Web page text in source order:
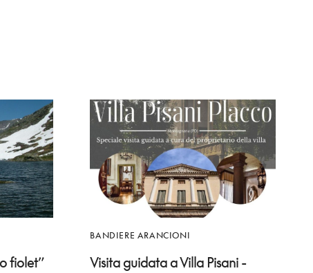
fiolet”
BANDIERE ARANCIONI
Visita guidata a Villa Pisani -